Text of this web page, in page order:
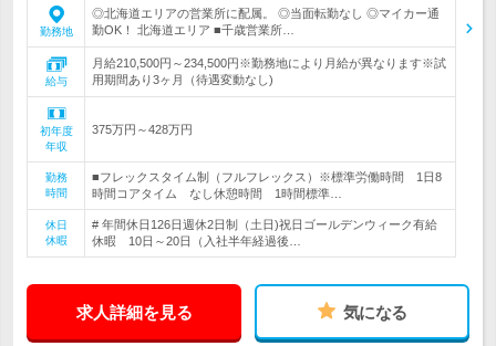
勤務地
◎北海道エリアの営業所に配属。 ◎当面転勤なし ◎マイカー通
勤OK！ 北海道エリア ■千歳営業所…
給与
月給210,500円～234,500円※勤務地により月給が異なります※試
用期間あり3ヶ月（待遇変動なし)
初年度
年収
375万円～428万円
勤務
時間
■フレックスタイム制（フルフレックス）※標準労働時間 1日8
時間コアタイム なし休憩時間 1時間標準…
休日
休暇
# 年間休日126日週休2日制（土日)祝日ゴールデンウィーク有給
休暇 10日～20日（入社半年経過後…
求人詳細を見る 気になる